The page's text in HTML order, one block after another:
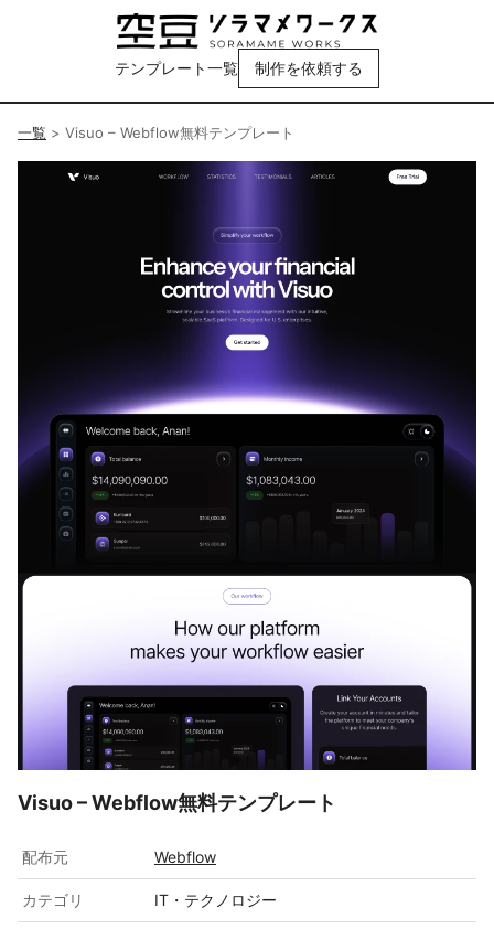
テンプレート一覧 制作を依頼する
一覧 > Visuo – Webflow無料テンプレート
Visuo – Webflow無料テンプレート
配布元 Webflow
カテゴリ IT・テクノロジー